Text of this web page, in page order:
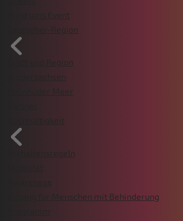
Rund ums Event
Gastgeber-Region
Stadt und Region
Niedersachsen
Steinhuder Meer
Nachhaltigkeit
Verhaltensregeln
Zugang für Menschen mit Behinderung